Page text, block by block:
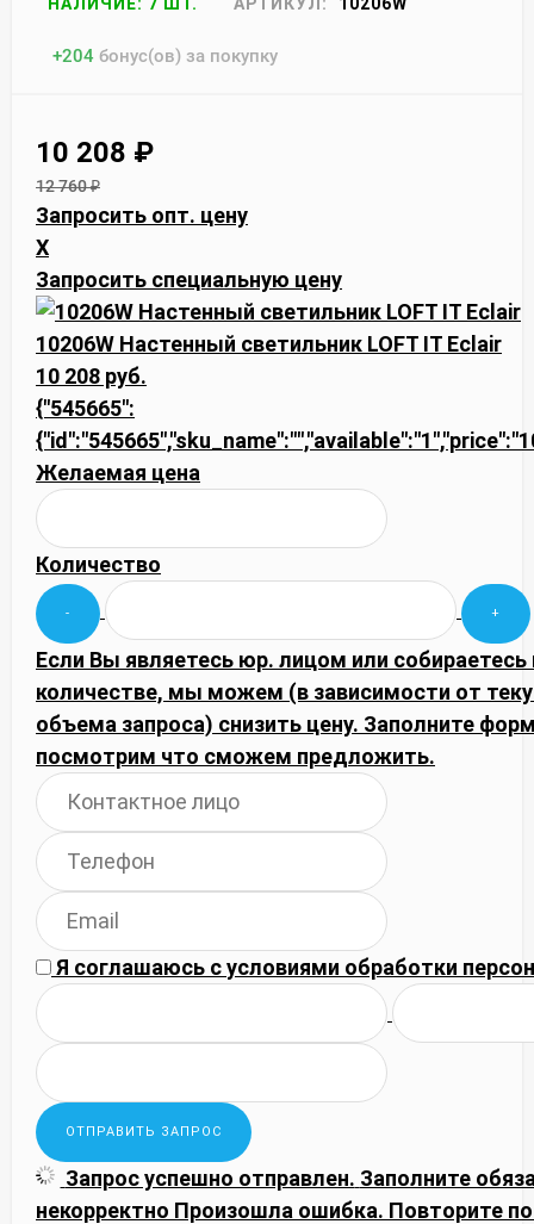
+204 бонус(ов) за покупку
10 208 ₽
12 760₽
Запросить опт. цену
X
Запросить специальную цену
10206W Настенный светильник LOFT IT Eclair
10 208 руб.
{"545665":
Желаемая цена
Количество
Если Вы являетесь юр. лицом или
количестве, мы можем (в зависимости от
объема запроса) снизить цену. Заполните
посмотрим что сможем предложить.
Я соглашаюсь сусловиями обработки
Запрос успешно отправлен. Заполните
некорректно Произошла ошибка. Повторите